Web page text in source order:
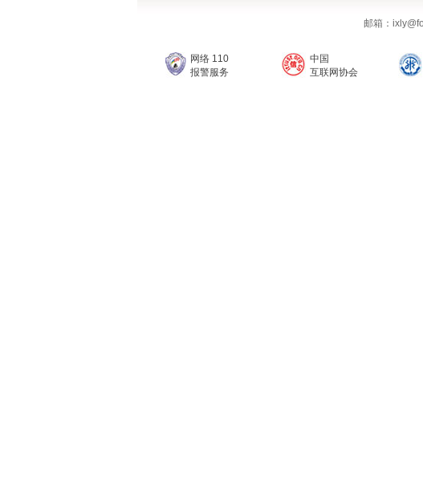
邮箱：
网络 110
报警服务
中国
互联网协会